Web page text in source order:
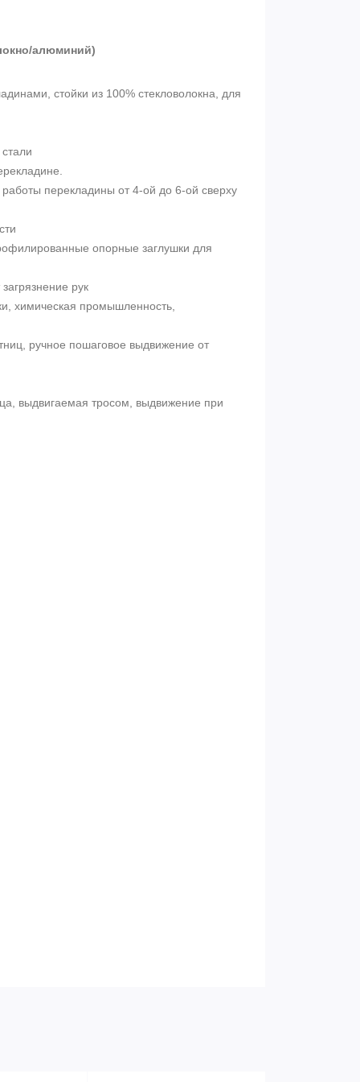
алюминий)
стойки из 100% стекловолокна, для
перекладины от 4-ой до 6-ой сверху
опорные заглушки для
рук
химическая промышленность,
ручное пошаговое выдвижение от
выдвигаемая тросом, выдвижение при